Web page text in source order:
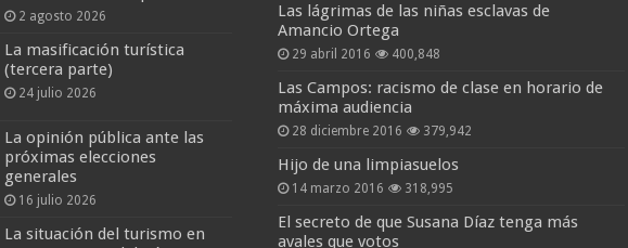
2 agosto 2026
La masificación turística
(tercera parte)
24 julio 2026
La opinión pública ante las
próximas elecciones
generales
16 julio 2026
La situación del turismo en
Las lágrimas de las niñas esclavas de
Amancio Ortega
29 abril 2016 400,848
Las Campos: racismo de clase en horario de
máxima audiencia
28 diciembre 2016 379,942
Hijo de una limpiasuelos
14 marzo 2016 318,995
El secreto de que Susana Díaz tenga más
avales que votos